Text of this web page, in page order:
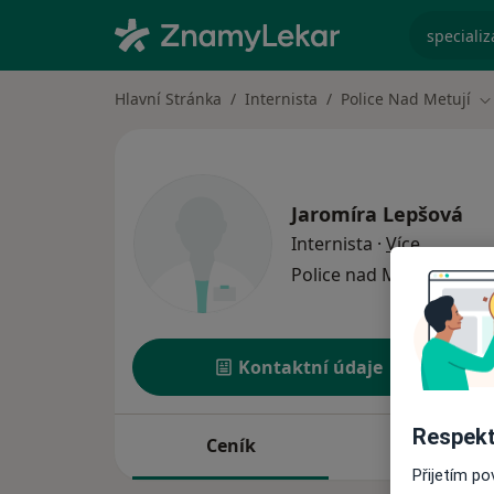
Hlavní Stránka Internista Police Nad Metují
Jaromíra Lepšová
Internista · Víceo
Police nad Metují1
Kontaktní údaje
Ceník Adresy
Přijetím